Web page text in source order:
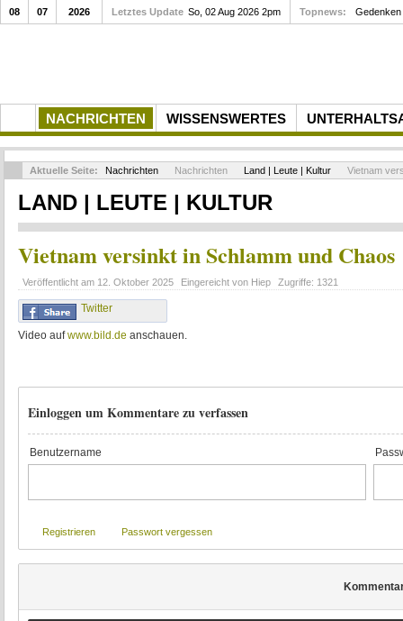
NACHRICHTEN WISSENSWERTES
08 07 2026 Letztes Update So, 02 Aug 2026 2pm Topnews: Gedenken
Aktuelle Seite: Nachrichten Nachrichten Land | Leute | Kultur Vietnam
LAND | LEUTE | KULTUR
Vietnam versinkt in Schlamm und Chaos
Veröffentlicht am 12. Oktober 2025 Eingereicht von Hiep Zugriffe: 1321
Twitter
Video aufwww.bild.de anschauen.
Einloggen um Kommentare zu verfassen
Benutzername
Registrieren Passwort vergessen